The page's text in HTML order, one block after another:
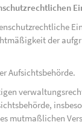
der
Aufsichtsbehörde.
mutmaßlichen